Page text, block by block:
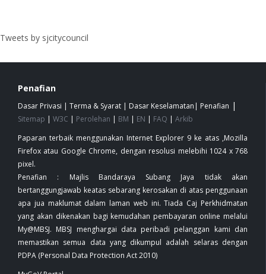
Tweets by sjcitycouncil
Penafian
Dasar Privasi | Terma & Syarat | Dasar Keselamatan | Penafian |
Sitemap | W3C | Perolehan | BM | EN | FAQ | Arkib
Paparan terbaik menggunakan Internet Explorer 9 ke atas ,Mozilla
Firefox atau Google Chrome, dengan resolusi melebihi 1024 x 768
pixel.
Penafian : Majlis Bandaraya Subang Jaya tidak akan
bertanggungjawab keatas sebarang kerosakan di atas penggunaan
apa jua maklumat dalam laman web ini. Tiada Caj Perkhidmatan
yang akan dikenakan bagi kemudahan pembayaran online melalui
My@MBSJ. MBSJ menghargai data peribadi pelanggan kami dan
memastikan semua data yang dikumpul adalah selaras dengan
PDPA (Personal Data Protection Act 2010)